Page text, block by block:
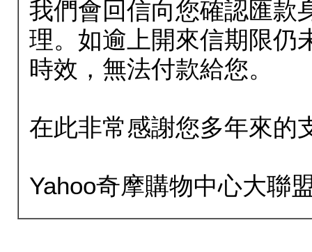
我們會回信向您確認匯款
理。如逾上開來信期限仍
時效，無法付款給您。
在此非常感謝您多年來的
Yahoo奇摩購物中心大